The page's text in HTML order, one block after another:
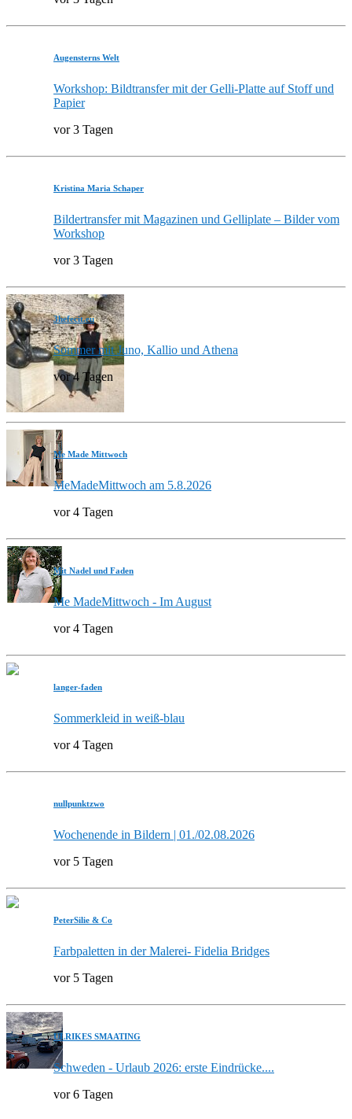
Augensterns Welt
Workshop: Bildtransfer mit der Gelli-Platte auf Stoff und
Papier
vor 3 Tagen
Kristina Maria Schaper
Bildertransfer mit Magazinen und Gelliplate – Bilder vom
Workshop
vor 3 Tagen
3hefecit.eu
Sommer mit Juno, Kallio und Athena
vor 4 Tagen
Me Made Mittwoch
MeMadeMittwoch am 5.8.2026
vor 4 Tagen
Mit Nadel und Faden
Me MadeMittwoch - Im August
vor 4 Tagen
langer-faden
Sommerkleid in weiß-blau
vor 4 Tagen
nullpunktzwo
Wochenende in Bildern | 01./02.08.2026
vor 5 Tagen
PeterSilie & Co
Farbpaletten in der Malerei- Fidelia Bridges
vor 5 Tagen
ULRIKES SMAATING
Schweden - Urlaub 2026: erste Eindrücke....
vor 6 Tagen